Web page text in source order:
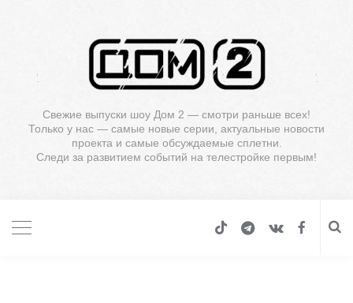
Свежие выпуски шоу Дом 2 — смотри раньше всех!
Только у нас — самые новые серии, актуальные новости
проекта и самые обсуждаемые сплетни.
Следи за развитием событий на телестройке первым!